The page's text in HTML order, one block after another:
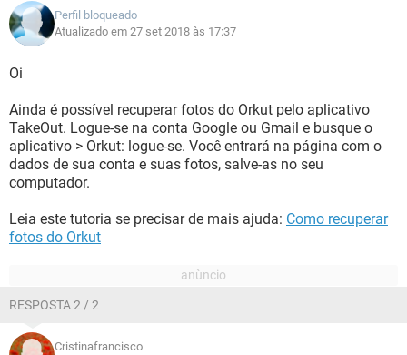
Perfil bloqueado
Atualizado em 27 set 2018 às 17:37
Oi
Ainda é possível recuperar fotos do Orkut pelo aplicativo
TakeOut. Logue-se na conta Google ou Gmail e busque o
aplicativo > Orkut: logue-se. Você entrará na página com o
dados de sua conta e suas fotos, salve-as no seu
computador.
Leia este tutoria se precisar de mais ajuda: Como recuperar
fotos do Orkut
RESPOSTA 2 / 2
Cristinafrancisco